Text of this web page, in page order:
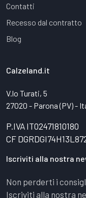
Contatti
Recesso dal contratto
Blog
Calzeland.it
V.lo Turati, 5
27020 - Parona (PV) -
P.IVA IT02471810180
CF
Iscriviti alla nostra
Non perderti i
Iscriviti alla nostra